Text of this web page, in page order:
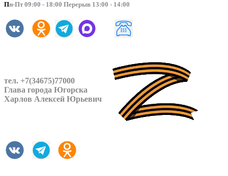
Пн-Пт 09:00 - 18:00 Перерыв 13:00 - 14:00
тел. +7(34675)77000
Глава города Югорска
Харлов Алексей Юрьевич